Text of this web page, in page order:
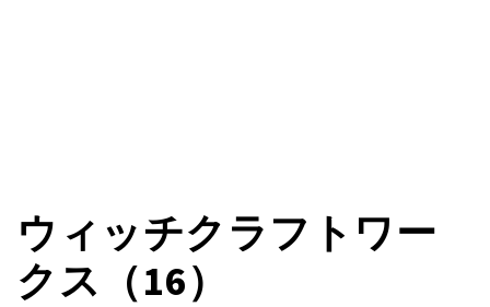
ウィッチクラフトワー
クス（16）